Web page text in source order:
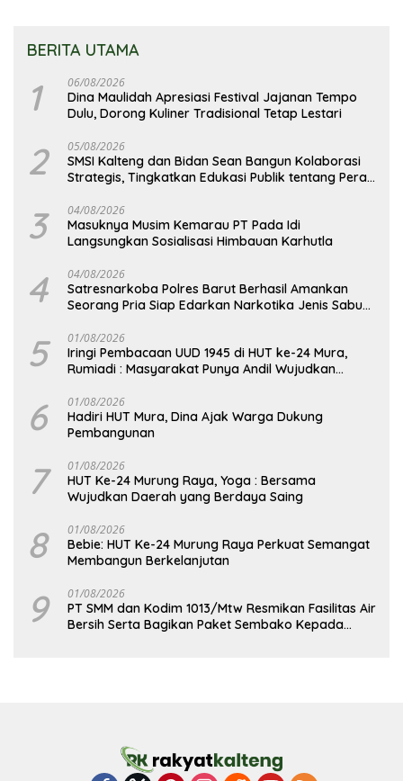
BERITA UTAMA
1 06/08/2026
Dina Maulidah Apresiasi Festival Jajanan Tempo
Dulu, Dorong Kuliner Tradisional Tetap Lestari
2 05/08/2026
SMSI Kalteng dan Bidan Sean Bangun Kolaborasi
Strategis, Tingkatkan Edukasi Publik tentang Peran
3 04/08/2026
Masuknya Musim Kemarau PT Pada Idi
Langsungkan Sosialisasi Himbauan Karhutla
4 04/08/2026
Satresnarkoba Polres Barut Berhasil Amankan
Seorang Pria Siap Edarkan Narkotika Jenis Sabu
5 01/08/2026
Iringi Pembacaan UUD 1945 di HUT ke-24 Mura,
Rumiadi : Masyarakat Punya Andil Wujudkan
6 01/08/2026
Hadiri HUT Mura, Dina Ajak Warga Dukung
Pembangunan
7 01/08/2026
HUT Ke-24 Murung Raya, Yoga : Bersama
Wujudkan Daerah yang Berdaya Saing
8 01/08/2026
Bebie: HUT Ke-24 Murung Raya Perkuat Semangat
Membangun Berkelanjutan
9 01/08/2026
PT SMM dan Kodim 1013/Mtw Resmikan Fasilitas Air
Bersih Serta Bagikan Paket Sembako Kepada